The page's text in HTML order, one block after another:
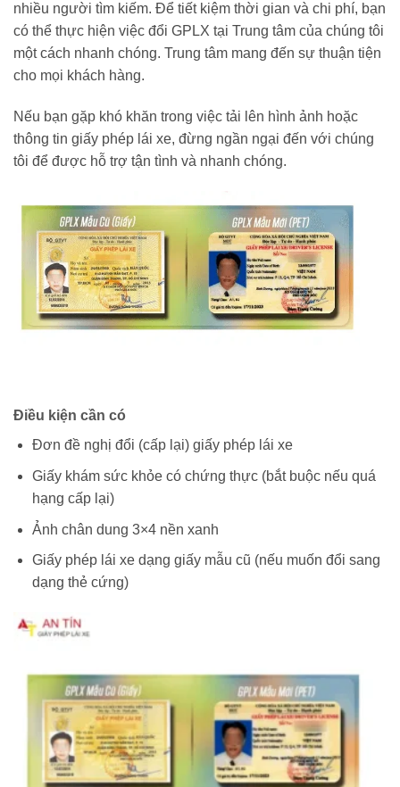
nhiều người tìm kiếm. Để tiết kiệm thời gian và chi phí, bạn
có thể thực hiện việc đổi GPLX tại Trung tâm của chúng tôi
một cách nhanh chóng. Trung tâm mang đến sự thuận tiện
cho mọi khách hàng.
Nếu bạn gặp khó khăn trong việc tải lên hình ảnh hoặc
thông tin giấy phép lái xe, đừng ngần ngại đến với chúng
tôi để được hỗ trợ tận tình và nhanh chóng.
Điều kiện cần có
Đơn đề nghị đổi (cấp lại) giấy phép lái xe
Giấy khám sức khỏe có chứng thực (bắt buộc nếu quá
hạng cấp lại)
Ảnh chân dung 3×4 nền xanh
Giấy phép lái xe dạng giấy mẫu cũ (nếu muốn đổi sang
dạng thẻ cứng)